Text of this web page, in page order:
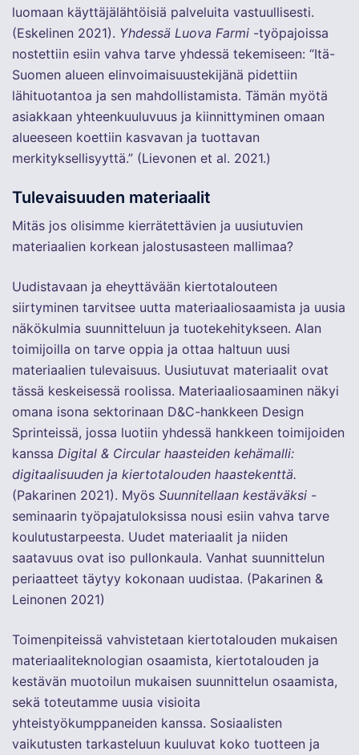
luomaan käyttäjälähtöisiä palveluita vastuullisesti.
(Eskelinen 2021). Yhdessä Luova Farmi -työpajoissa
nostettiin esiin vahva tarve yhdessä tekemiseen: “Itä-
Suomen alueen elinvoimaisuustekijänä pidettiin
lähituotantoa ja sen mahdollistamista. Tämän myötä
asiakkaan yhteenkuuluvuus ja kiinnittyminen omaan
alueeseen koettiin kasvavan ja tuottavan
merkityksellisyyttä.” (Lievonen et al. 2021.)
Tulevaisuuden materiaalit
Mitäs jos olisimme kierrätettävien ja uusiutuvien
materiaalien korkean jalostusasteen mallimaa?
Uudistavaan ja eheyttävään kiertotalouteen
siirtyminen tarvitsee uutta materiaaliosaamista ja uusia
näkökulmia suunnitteluun ja tuotekehitykseen. Alan
toimijoilla on tarve oppia ja ottaa haltuun uusi
materiaalien tulevaisuus. Uusiutuvat materiaalit ovat
tässä keskeisessä roolissa. Materiaaliosaaminen näkyi
omana isona sektorinaan D&C-hankkeen Design
Sprinteissä, jossa luotiin yhdessä hankkeen toimijoiden
kanssa Digital & Circular haasteiden kehämalli:
digitaalisuuden ja kiertotalouden haastekenttä.
(Pakarinen 2021). Myös Suunnitellaan kestäväksi -
seminaarin työpajatuloksissa nousi esiin vahva tarve
koulutustarpeesta. Uudet materiaalit ja niiden
saatavuus ovat iso pullonkaula. Vanhat suunnittelun
periaatteet täytyy kokonaan uudistaa. (Pakarinen &
Leinonen 2021)
Toimenpiteissä vahvistetaan kiertotalouden mukaisen
materiaaliteknologian osaamista, kiertotalouden ja
kestävän muotoilun mukaisen suunnittelun osaamista,
sekä toteutamme uusia visioita
yhteistyökumppaneiden kanssa. Sosiaalisten
vaikutusten tarkasteluun kuuluvat koko tuotteen ja